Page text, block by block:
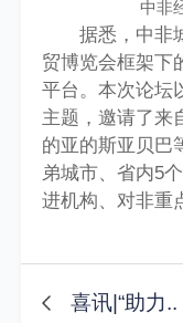
中非经
据悉，中非城
贸博览会框架下
平台。本次论坛
主题，邀请了来
的亚的斯亚贝巴
弟城市、省内5
进机构、对非重
喜讯|“助力..